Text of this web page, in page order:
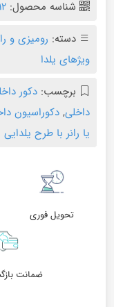
شناسه محصول:
دسته: رومیزی و
ویژهای یلدا
برچسب: دکور
داخلی, دکوراسیون
یا رانر با طرح یلدایی
تحویل فوری
ضمانت